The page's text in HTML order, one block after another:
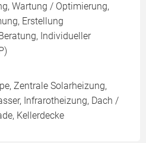
Wartung / Optimierung,
Erstellung
Individueller
Zentrale Solarheizung,
Infrarotheizung, Dach /
Kellerdecke